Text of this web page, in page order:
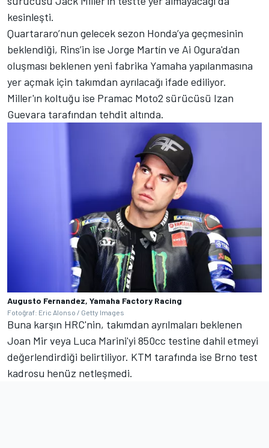
kesinleşti.
Quartararo’nun gelecek sezon Honda’ya geçmesinin
beklendiği, Rins’in ise Jorge Martín ve Ai Ogura'dan
oluşması beklenen yeni fabrika Yamaha yapılanmasına
yer açmak için takımdan ayrılacağı ifade ediliyor.
Miller'ın koltuğu ise Pramac Moto2 sürücüsü Izan
Guevara tarafından tehdit altında.
Augusto Fernandez, Yamaha Factory Racing
Fotoğraf: Eric Alonso / Getty Images
Buna karşın HRC'nin, takımdan ayrılmaları beklenen
Joan Mir veya Luca Marini'yi 850cc testine dahil etmeyi
değerlendirdiği belirtiliyor. KTM tarafında ise Brno test
kadrosu henüz netleşmedi.